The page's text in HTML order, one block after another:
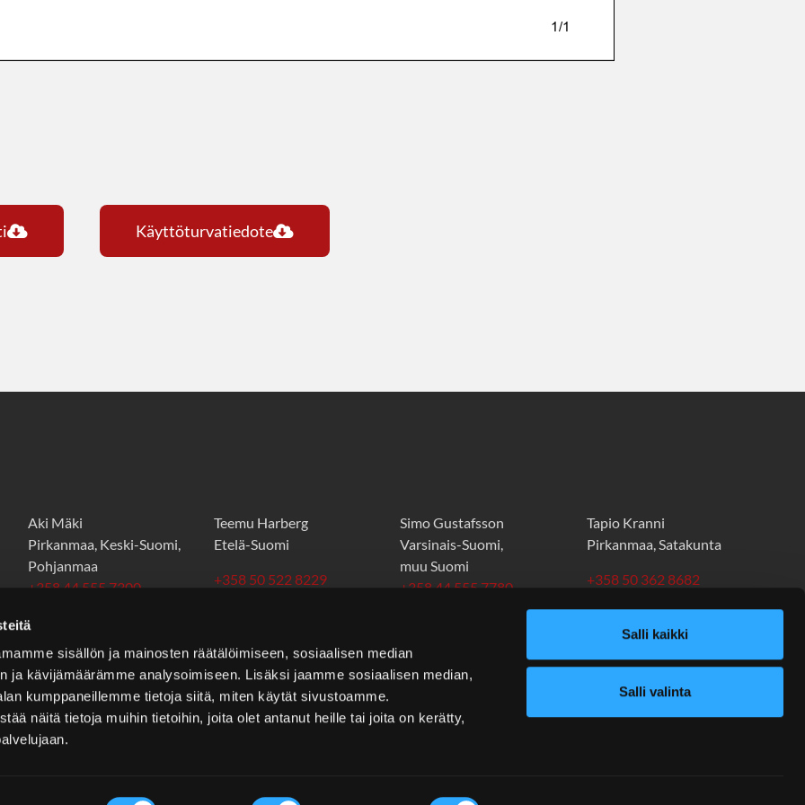
sisällön ja mainosten räätälöimiseen, sosiaalisen median
ja kävijämäärämme analysoimiseen. Lisäksi jaamme sosiaalisen median,
kumppaneillemme tietoja siitä, miten käytät sivustoamme.
näitä tietoja muihin tietoihin, joita olet antanut heille tai joita on kerätty,
Salli kaikki
Salli valinta
Käyttöturvatiedote
Aki Mäki
Pirkanmaa, Keski-Suomi,
Pohjanmaa
+358 44 555 7300
Teemu Harberg
Etelä-Suomi
+358 50 522 8229
Simo Gustafsson
Varsinais-Suomi,
muu Suomi
+358 44 555 7780
simo.gustafsson@stt.as
Tapio Kranni
Pirkanmaa, Satakunta
+358 50 362 8682